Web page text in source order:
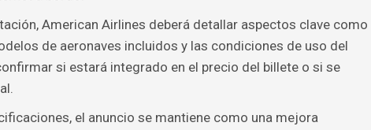
American Airlines deberá detallar aspectos clave como
de aeronaves incluidos y las condiciones de uso del
si estará integrado en el precio del billete o si se
el anuncio se mantiene como una mejora